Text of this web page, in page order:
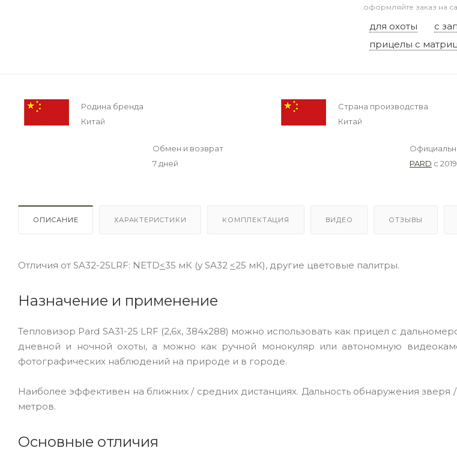
оформляйте заказ на
для охоты с
прицелы с
Родина бренда
Китай
Страна производства
Китай
Обмен и возврат
7 дней
PARD с
ОПИСАНИЕ ХАРАКТЕРИСТИКИ КОМПЛЕКТАЦИЯ ВИДЕО ОТЗЫВЫ
Отличия от SA32-25LRF: NETD<35 мК (у SA32 <25 мК), другие цветовые палитры.
Назначение и применение
Тепловизор Pard SA31-25 LRF (2,6x, 384x288) можно использовать как прицел с
дневной и ночной охоты, а можно как ручной монокуляр или автономную
фотографических наблюдений на природе и в городе.
Наиболее эффективен на ближних / средних дистанциях. Дальность обнаружения зверя
метров.
Основные отличия